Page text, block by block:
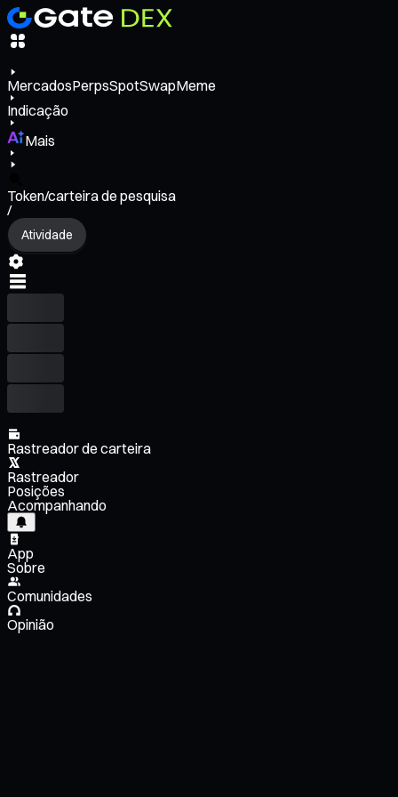
MercadosPerpsSpotSwapMeme
Indicação
Mais
Token/carteira de pesquisa
/
Atividade
Rastreador de carteira
Rastreador
Posições
Acompanhando
App
Sobre
Comunidades
Opinião